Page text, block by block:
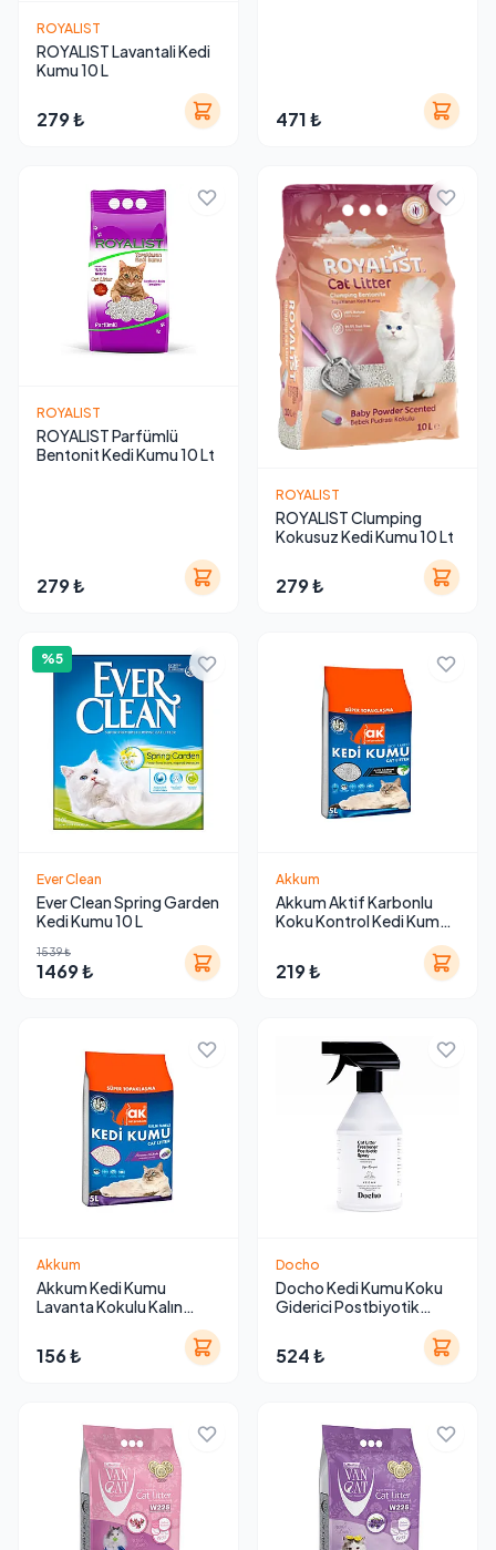
ROYALIST
ROYALIST Lavantali Kedi
Kumu 10 L
279 ₺ 471 ₺
ROYALIST
ROYALIST Parfümlü
Bentonit Kedi Kumu 10 Lt
279 ₺
ROYALIST
ROYALIST Clumping
Kokusuz Kedi Kumu 10 Lt
279 ₺
%5
Ever Clean
Ever Clean Spring Garden
Kedi Kumu 10 L
1539 ₺
1469 ₺
Akkum
Akkum Aktif Karbonlu
Koku Kontrol Kedi Kumu
219 ₺
Akkum
Akkum Kedi Kumu
Lavanta Kokulu Kalın
156 ₺
Docho
Docho Kedi Kumu Koku
Giderici Postbiyotik
524 ₺